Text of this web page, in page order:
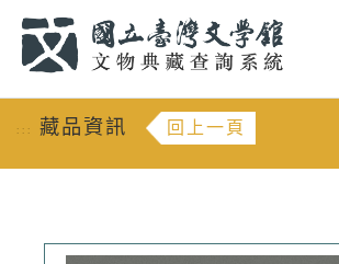
::: 藏品資訊 回上一頁